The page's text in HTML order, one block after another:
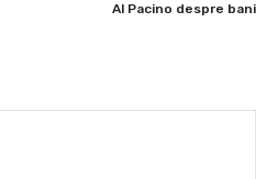
Al Pacino despre bani